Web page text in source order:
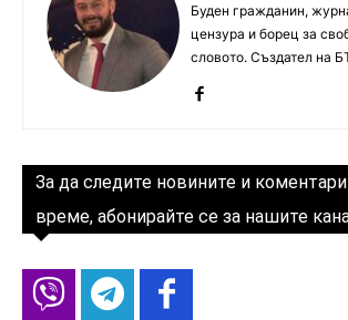
Буден гражданин,
цензура и борец за
словото. Създател на
За да следите новините и
време, абонирайте се за нашите